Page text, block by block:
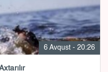
6 Avqust - 20:26